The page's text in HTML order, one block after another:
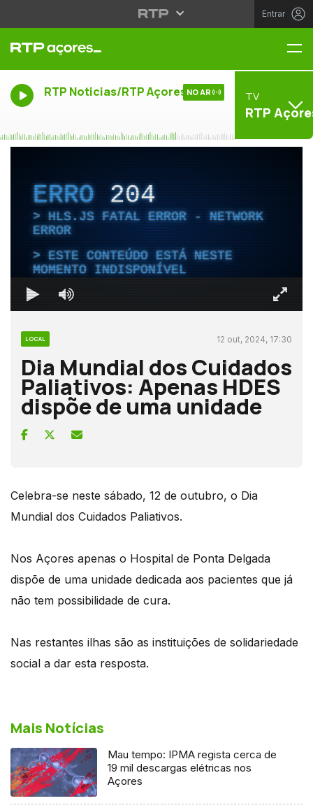
Entrar
RTP Noticias/RTP Açores NO AR TV
RTP
ERRO204
HLS.JS FATAL ERROR - NETWORK
ERROR
ESTE CONTEÚDO ESTÁ NESTE
MOMENTO INDISPONÍVEL
LOCAL 12 out, 2024, 17:30
Dia Mundial dos Cuidados
Paliativos: Apenas HDES
dispõe de uma unidade
Celebra-se neste sábado, 12 de outubro, o Dia
Mundial dos Cuidados Paliativos.
Nos Açores apenas o Hospital de Ponta Delgada
dispõe de uma unidade dedicada aos pacientes que já
não tem possibilidade de cura.
Nas restantes ilhas são as instituições de solidariedade
social a dar esta resposta.
Mais Notícias
Mau tempo: IPMA regista cerca de
19 mil descargas elétricas nos
Açores